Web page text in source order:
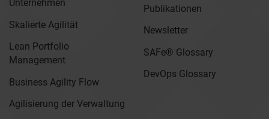
Unternehmen
Skalierte Agilität
Lean Portfolio
Management
Business Agility Flow
Agilisierung der Verwaltung
Publikationen
Newsletter
SAFe® Glossary
DevOps Glossary